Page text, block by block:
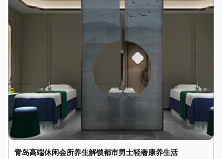
青岛高端休闲会所养生解锁都市男士轻奢康养生活